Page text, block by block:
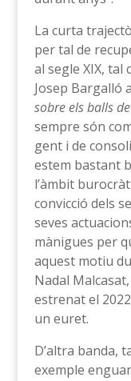
La curta
per tal de
al segle XIX,
Josep Bargalló
sobre els balls
sempre són
gent i de
estem bastant
l’àmbit
convicció dels
seves
mànigues per
aquest motiu
Nadal
estrenat el
un euret.
D’altra banda,
exemple